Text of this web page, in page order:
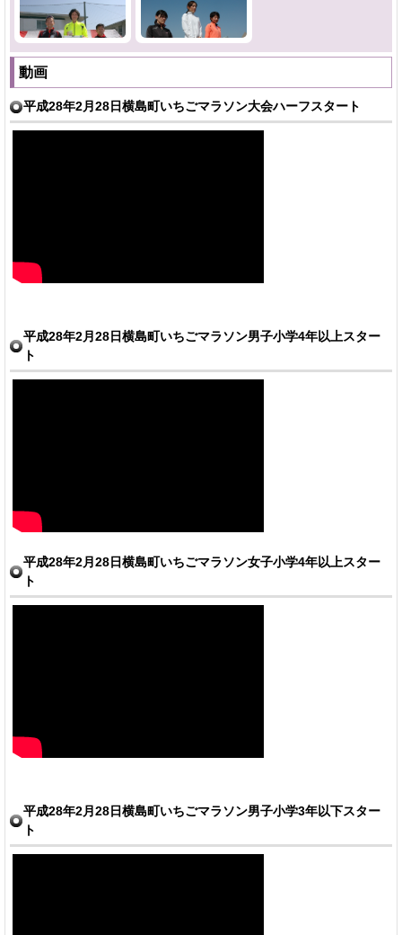
動画
平成28年2月28日横島町いちごマラソン大会ハーフスタート
平成28年2月28日横島町いちごマラソン男子小学4年以上スター
ト
平成28年2月28日横島町いちごマラソン女子小学4年以上スター
ト
平成28年2月28日横島町いちごマラソン男子小学3年以下スター
ト